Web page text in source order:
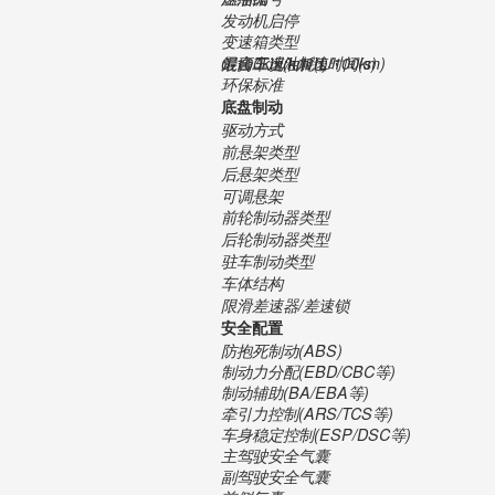
发动机启停
变速箱类型
最高车速(km/h)
0-100km/h加速时间(s)
混合工况油耗(L/100km)
环保标准
底盘制动
驱动方式
前悬架类型
后悬架类型
可调悬架
前轮制动器类型
后轮制动器类型
驻车制动类型
车体结构
限滑差速器/差速锁
安全配置
防抱死制动(ABS)
制动力分配(EBD/CBC等)
制动辅助(BA/EBA等)
牵引力控制(ARS/TCS等)
车身稳定控制(ESP/DSC等)
主驾驶安全气囊
副驾驶安全气囊